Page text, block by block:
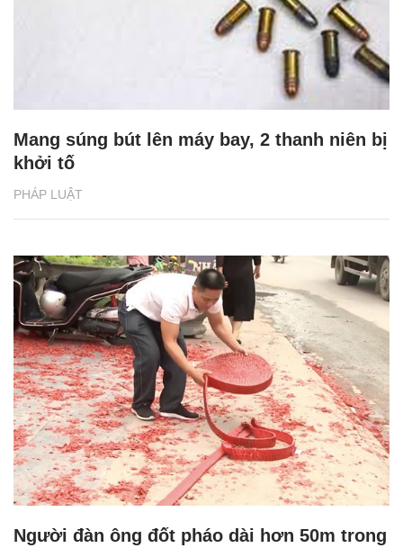
PHÁP LUẬT
Mang súng bút lên máy bay, 2 thanh niên bị
khởi tố
Người đàn ông đốt pháo dài hơn 50m trong